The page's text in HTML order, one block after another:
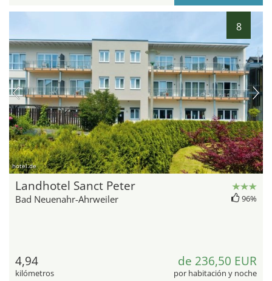
8
hotel.de
Landhotel Sanct Peter
Bad Neuenahr-Ahrweiler 96%
4,94
kilómetros
de 236,50 EUR
por habitación y noche